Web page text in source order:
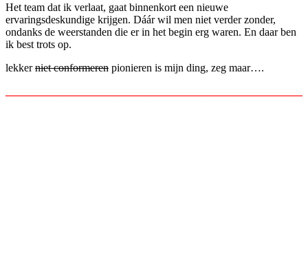
Het team dat ik verlaat, gaat binnenkort een nieuwe
ervaringsdeskundige krijgen. Dáár wil men niet verder zonder,
ondanks de weerstanden die er in het begin erg waren. En daar ben
ik best trots op.
lekkerniet conformeren pionieren is mijn ding, zeg maar….